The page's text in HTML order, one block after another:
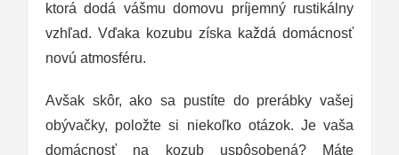
ktorá dodá vášmu domovu príjemný rustikálny
vzhľad. Vďaka kozubu získa každá domácnosť
novú atmosféru.
Avšak skôr, ako sa pustíte do prerábky vašej
obývačky, položte si niekoľko otázok. Je vaša
domácnosť na kozub uspôsobená? Máte